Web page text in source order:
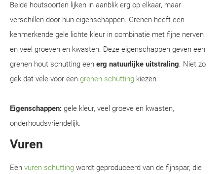
Beide houtsoorten lijken in aanblik erg op elkaar, maar
verschillen door hun eigenschappen. Grenen heeft een
kenmerkende gele lichte kleur in combinatie met fijne nerven
en veel groeven en kwasten. Deze eigenschappen geven een
grenen hout schutting een erg natuurlijke uitstraling. Niet zo
gek dat vele voor een grenen schutting kiezen.
Eigenschappen: gele kleur, veel groeve en kwasten,
onderhoudsvriendelijk.
Vuren
Een vuren schutting wordt geproduceerd van de fijnspar, die